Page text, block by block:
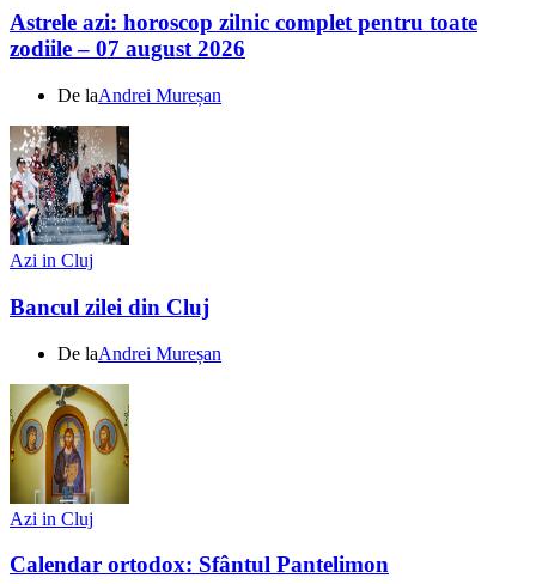
Astrele azi: horoscop zilnic complet pentru toate
zodiile – 07 august 2026
De laAndrei Mureșan
Azi in Cluj
Bancul zilei din Cluj
De laAndrei Mureșan
Azi in Cluj
Calendar ortodox: Sfântul Pantelimon